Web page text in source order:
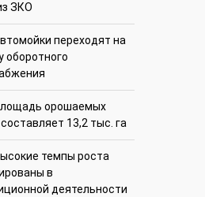
ЗКО
переходят на
оборотного
орошаемых
13,2 тыс. га
темпы роста
в
деятельности